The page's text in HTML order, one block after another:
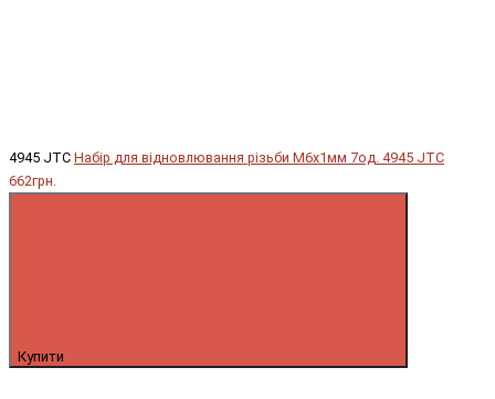
4945 JTC Набір для відновлювання різьби М6х1мм 7од. 4945 JTC
662грн.
Купити